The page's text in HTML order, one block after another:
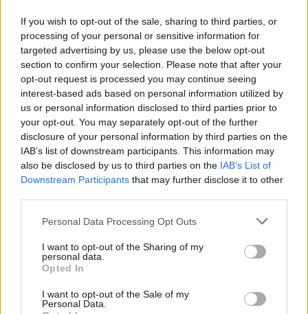
If you wish to opt-out of the sale, sharing to third parties, or
processing of your personal or sensitive information for
targeted advertising by us, please use the below opt-out
section to confirm your selection. Please note that after your
opt-out request is processed you may continue seeing
interest-based ads based on personal information utilized by
us or personal information disclosed to third parties prior to
your opt-out. You may separately opt-out of the further
disclosure of your personal information by third parties on the
IAB’s list of downstream participants. This information may
also be disclosed by us to third parties on the IAB’s List of
Downstream Participants that may further disclose it to other
Personal Data Processing Opt Outs
I want to opt-out of the Sharing of my
personal data.
Opted In
I want to opt-out of the Sale of my
Personal Data.
Ανοιχτό διαγωνισμό για τη συντήρηση της πλωτής
γέφυρας της Λευκάδας, προϋπολογισμού 1.180.000 €
προκήρυξε η Περιφέρεια Ιονίων Νήσων, με σκοπό το
έργο να ολοκληρωθεί το συντομότερο δυνατό για
την εξυηρέτηση των κατοίκων και των επισκεπτών
του νησιού. Όπως υπογράμμισε ο Περιφερειάρχης
Ιονίων Νήσων, Γιάννης Τρεπεκλής: «Κάναμε αγώνα
δρόμου προκειμένου να εξασφαλίσουμε τη
χρηματοδότηση του έργου, […]
28.02.2025 - 11.12
ΕΠΙΚΑΙΡΟΤΗΤΑ